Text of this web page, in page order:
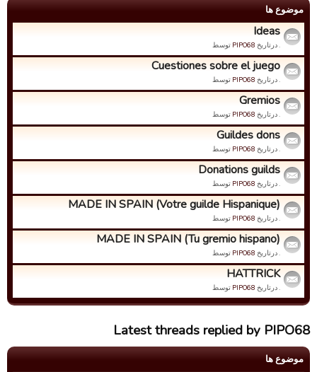
موضوع ها
Ideas
. درتاریخ PIPO68 توسط
Cuestiones sobre el juego
. درتاریخ PIPO68 توسط
Gremios
. درتاریخ PIPO68 توسط
Guildes dons
. درتاریخ PIPO68 توسط
Donations guilds
. درتاریخ PIPO68 توسط
MADE IN SPAIN (Votre guilde Hispanique)
. درتاریخ PIPO68 توسط
MADE IN SPAIN (Tu gremio hispano)
. درتاریخ PIPO68 توسط
HATTRICK
. درتاریخ PIPO68 توسط
Latest threads replied by PIPO68
موضوع ها